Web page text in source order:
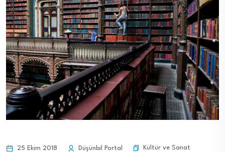
25 Ekim 2018 Düşünbil Portal Kültür ve Sanat